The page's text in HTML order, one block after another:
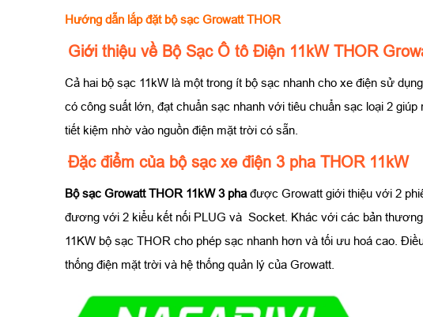
Hướng dẫn lắp đặt bộ sạc Growatt THOR
Giới thiệu về Bộ Sạc Ô tô Điện 11kW THOR
Cả hai bộ sạc 11kW là một trong ít bộ sạc nhanh cho xe điện sử
có công suất lớn, đạt chuẩn sạc nhanh với tiêu chuẩn sạc loại 2
tiết kiệm nhờ vào nguồn điện mặt trời có sẵn.
Đặc điểm của bộ sạc xe điện 3 pha THOR 11kW
Bộ sạc Growatt THOR 11kW 3 pha được Growatt giới thiệu với 2
đương với 2 kiểu kết nối PLUG và Socket. Khác với các bản
11KW bộ sạc THOR cho phép sạc nhanh hơn và tối ưu hoá cao.
thống điện mặt trời và hệ thống quản lý của Growatt.